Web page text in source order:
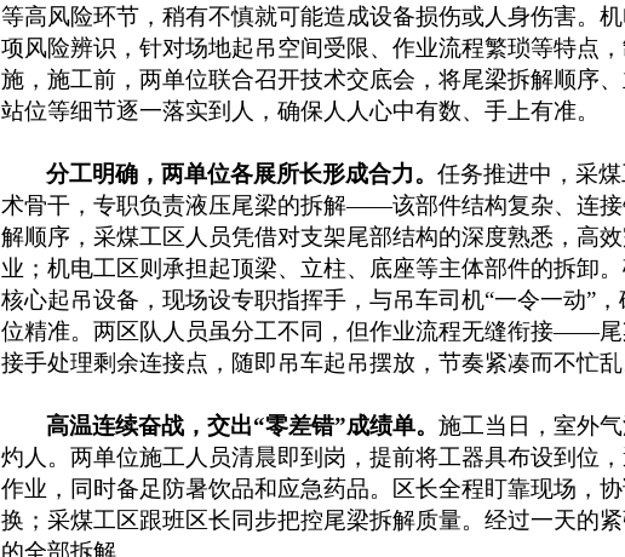
等高风险环节，稍有不慎就可能造成设备损伤或人身伤害。
项风险辨识，针对场地起吊空间受限、作业流程繁琐等特点
施，施工前，两单位联合召开技术交底会，将尾梁拆解顺序
站位等细节逐一落实到人，确保人人心中有数、手上有准。
分工明确，两单位各展所长形成合力。 任务推进中，采
术骨干，专职负责液压尾梁的拆解——该部件结构复杂、连
解顺序，采煤工区人员凭借对支架尾部结构的深度熟悉，高
业；机电工区则承担起顶梁、立柱、底座等主体部件的拆卸
核心起吊设备，现场设专职指挥手，与吊车司机“一令一动”
位精准。两区队人员虽分工不同，但作业流程无缝衔接——尾
接手处理剩余连接点，随即吊车起吊摆放，节奏紧凑而不忙乱
高温连续奋战，交出“零差错”成绩单。 施工当日，室外
灼人。两单位施工人员清晨即到岗，提前将工器具布设到位
作业，同时备足防暑饮品和应急药品。区长全程盯靠现场，
换；采煤工区跟班区长同步把控尾梁拆解质量。经过一天的
的全部拆解。